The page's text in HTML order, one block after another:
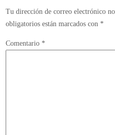
Tu dirección de correo electrónico
obligatorios están marcados con *
Comentario *